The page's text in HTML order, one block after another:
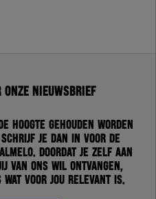
nieuwsbrief
hoogte gehouden worden
je dan in voor de
Doordat je zelf aan
van ons wil ontvangen,
voor jou relevant is.